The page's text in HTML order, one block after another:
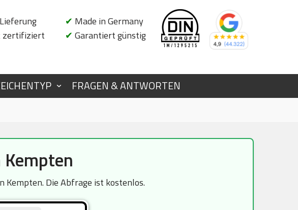
zertifiziert
✔ Made in Germany
✔ Garantiert günstig
FRAGEN & ANTWORTEN
Kempten. Die Abfrage ist kostenlos.